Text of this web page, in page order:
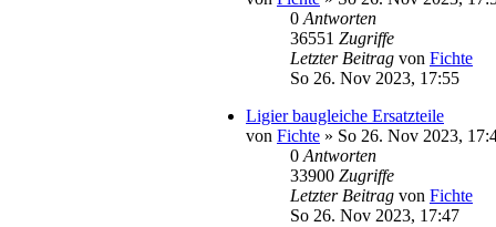
0Antworten
36551 Zugriffe
Letzter Beitrag von Fichte
So 26. Nov 2023, 17:55
Ligier baugleiche Ersatzteile
von Fichte » So 26. Nov 2023,
0Antworten
33900 Zugriffe
Letzter Beitrag von Fichte
So 26. Nov 2023, 17:47